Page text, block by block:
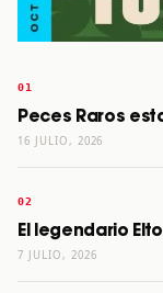
Peces Raros
16 JULIO, 2026
El legendario
7 JULIO, 2026